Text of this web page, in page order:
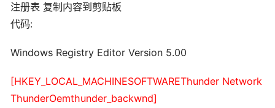
注册表 复制内容到剪贴板
代码:
Windows Registry Editor Version 5.00
[HKEY_LOCAL_MACHINESOFTWAREThunder Network
ThunderOemthunder_backwnd]